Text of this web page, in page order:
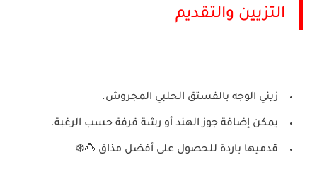
التزيين والتقديم
زيني الوجه بالفستق الحلبي المجروش.
يمكن إضافة جوز الهند أو رشة قرفة حسب الرغبة.
قدميها باردة للحصول على أفضل مذاق 🍮❄️